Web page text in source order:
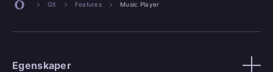
GX Features Music Player
Egenskaper